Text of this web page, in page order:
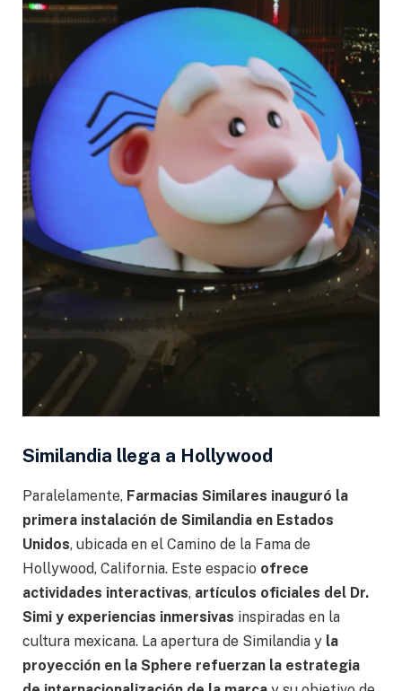
Similandia llega a Hollywood
Paralelamente, Farmacias Similares inauguró la
primera instalación de Similandia en Estados
Unidos, ubicada en el Camino de la Fama de
Hollywood, California. Este espacio ofrece
actividades interactivas, artículos oficiales del Dr.
Simi y experiencias inmersivas inspiradas en la
cultura mexicana. La apertura de Similandia y la
proyección en la Sphere refuerzan la estrategia